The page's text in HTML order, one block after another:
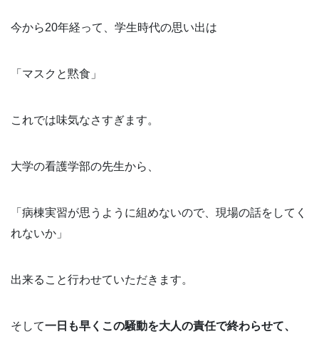
今から20年経って、学生時代の思い出は
「マスクと黙食」
これでは味気なさすぎます。
大学の看護学部の先生から、
「病棟実習が思うように組めないので、現場の話をしてく
れないか」
出来ること行わせていただきます。
そして一日も早くこの騒動を大人の責任で終わらせて、